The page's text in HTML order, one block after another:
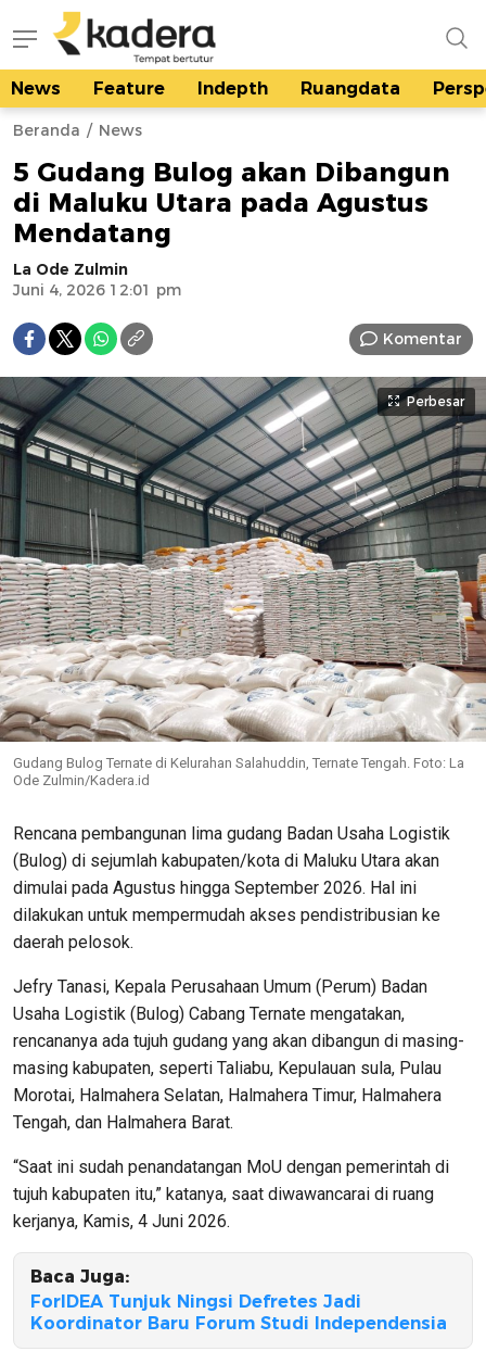
kadera.id
Tempat bertutur
News Feature Indepth Ruangdata
Beranda News
5 Gudang Bulog akan Dibangun
di Maluku Utara pada Agustus
Mendatang
La Ode Zulmin
Juni 4, 2026 12:01 pm
Komentar
Perbesar
Gudang Bulog Ternate di Kelurahan Salahuddin, Ternate Tengah. Foto: La
Ode Zulmin/Kadera.id
Rencana pembangunan lima gudang Badan Usaha Logistik
(Bulog) di sejumlah kabupaten/kota di Maluku Utara akan
dimulai pada Agustus hingga September 2026. Hal ini
dilakukan untuk mempermudah akses pendistribusian ke
daerah pelosok.
Jefry Tanasi, Kepala Perusahaan Umum (Perum) Badan
Usaha Logistik (Bulog) Cabang Ternate mengatakan,
rencananya ada tujuh gudang yang akan dibangun di masing-
masing kabupaten, seperti Taliabu, Kepulauan sula, Pulau
Morotai, Halmahera Selatan, Halmahera Timur, Halmahera
Tengah, dan Halmahera Barat.
“Saat ini sudah penandatangan MoU dengan pemerintah di
tujuh kabupaten itu,” katanya, saat diwawancarai di ruang
kerjanya, Kamis, 4 Juni 2026.
Baca Juga:
ForIDEA Tunjuk Ningsi Defretes Jadi
Koordinator Baru Forum Studi Independensia